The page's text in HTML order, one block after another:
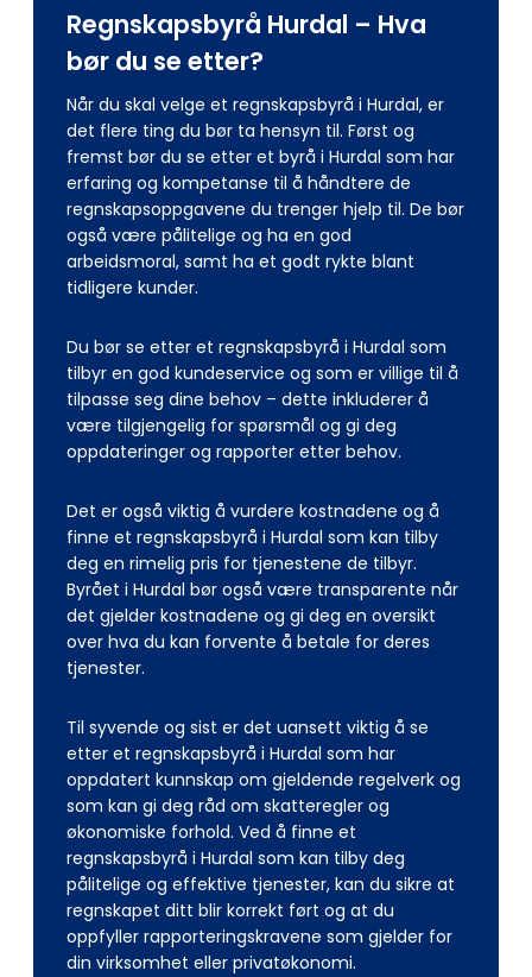
Regnskapsbyrå Hurdal – Hva
bør du se etter?
Når du skal velge et regnskapsbyrå i Hurdal, er
det flere ting du bør ta hensyn til. Først og
fremst bør du se etter et byrå i Hurdal som har
erfaring og kompetanse til å håndtere de
regnskapsoppgavene du trenger hjelp til. De bør
også være pålitelige og ha en god
arbeidsmoral, samt ha et godt rykte blant
tidligere kunder.
Du bør se etter et regnskapsbyrå i Hurdal som
tilbyr en god kundeservice og som er villige til å
tilpasse seg dine behov – dette inkluderer å
være tilgjengelig for spørsmål og gi deg
oppdateringer og rapporter etter behov.
Det er også viktig å vurdere kostnadene og å
finne et regnskapsbyrå i Hurdal som kan tilby
deg en rimelig pris for tjenestene de tilbyr.
Byrået i Hurdal bør også være transparente når
det gjelder kostnadene og gi deg en oversikt
over hva du kan forvente å betale for deres
tjenester.
Til syvende og sist er det uansett viktig å se
etter et regnskapsbyrå i Hurdal som har
oppdatert kunnskap om gjeldende regelverk og
som kan gi deg råd om skatteregler og
økonomiske forhold. Ved å finne et
regnskapsbyrå i Hurdal som kan tilby deg
pålitelige og effektive tjenester, kan du sikre at
regnskapet ditt blir korrekt ført og at du
oppfyller rapporteringskravene som gjelder for
din virksomhet eller privatøkonomi.